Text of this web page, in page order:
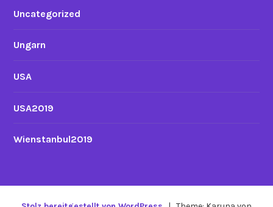
Uncategorized
Ungarn
USA
USA2019
Wienstanbul2019